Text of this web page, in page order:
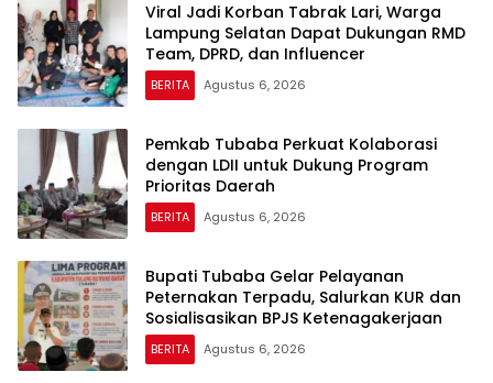
Viral Jadi Korban Tabrak Lari, Warga
Lampung Selatan Dapat Dukungan RMD
Team, DPRD, dan Influencer
BERITA Agustus 6, 2026
Pemkab Tubaba Perkuat Kolaborasi
dengan LDII untuk Dukung Program
Prioritas Daerah
BERITA Agustus 6, 2026
Bupati Tubaba Gelar Pelayanan
Peternakan Terpadu, Salurkan KUR dan
Sosialisasikan BPJS Ketenagakerjaan
BERITA Agustus 6, 2026